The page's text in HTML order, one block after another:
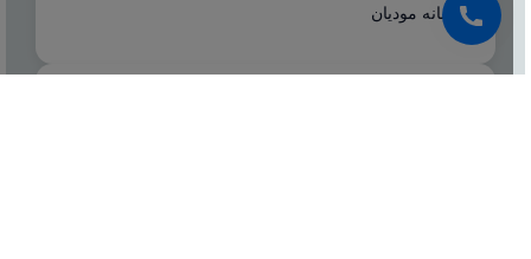
سامانه مودیان